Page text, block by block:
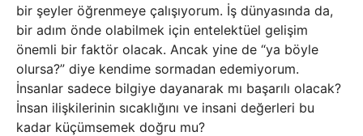
bir şeyler öğrenmeye çalışıyorum. İş dünyasında da,
bir adım önde olabilmek için entelektüel gelişim
önemli bir faktör olacak. Ancak yine de “ya böyle
olursa?” diye kendime sormadan edemiyorum.
İnsanlar sadece bilgiye dayanarak mı başarılı olacak?
İnsan ilişkilerinin sıcaklığını ve insani değerleri bu
kadar küçümsemek doğru mu?